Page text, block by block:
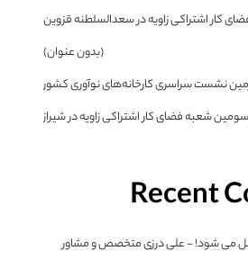
کار اشتراکی زاویه در سعدالسلطنه قزوین
(بدون عنوان)
نشست سراسری کارخانه‌های نوآوری کشور
سومین شعبه فضای کار اشتراکی زاویه در شیراز
Recent
می شود! - علی درزی متخصص و مشاور